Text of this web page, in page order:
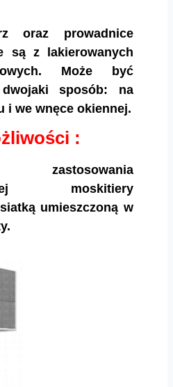
oraz prowadnice
są z lakierowanych
Może być
sposób: na
i we wnęce okiennej.
:
zastosowania
moskitiery
umieszczoną w